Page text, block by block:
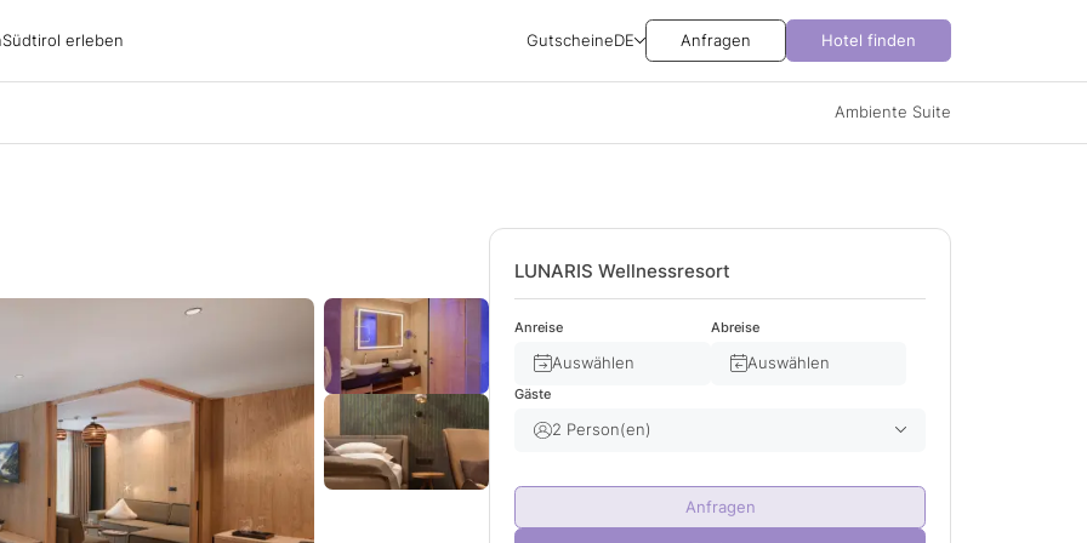
Südtirol erleben GutscheineDE Anfragen Hotel finden
Ambiente Suite
LUNARIS Wellnessresort
Anreise
Auswählen
Abreise
Auswählen
Gäste
2 Person(en)
Kind(er) 0
Anfragen